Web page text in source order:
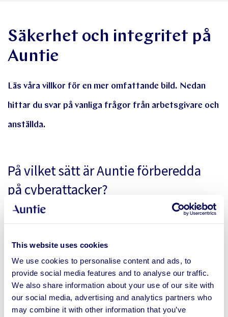
This website uses cookies
We use cookies to personalise content and ads, to
provide social media features and to analyse our traffic.
We also share information about your use of our site with
our social media, advertising and analytics partners who
may combine it with other information that you’ve
Säkerhet och integritet på
Auntie
Läs våra villkor för en mer omfattande bild. Nedan
hittar du svar på vanliga frågor från arbetsgivare och
anställda.
På vilket sätt är Auntie förberedda
på cyberattacker?
Vi genomför tester och granskningar med en extern,
granskningar har genomförts 2019, 2020 och 2021.
ISO 27001-certifierinsrevisionen tog plats 2021.